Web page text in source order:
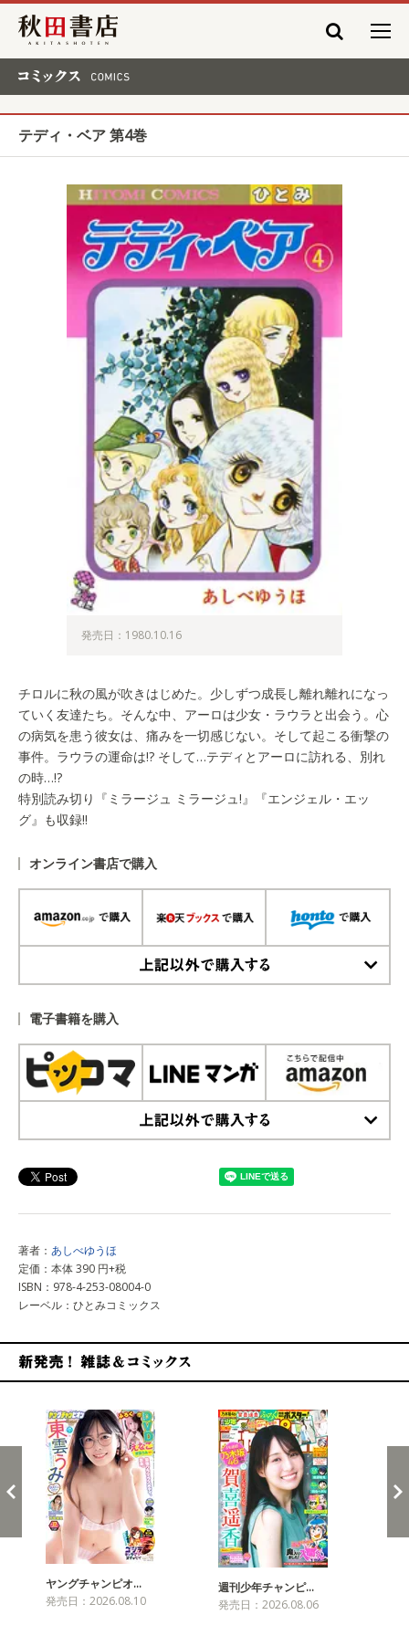
秋田書店
テディ・ベア 第4巻
発売日：1980.10.16
チロルに秋の風が吹きはじめた。少しずつ成長し離れ離れになっ
ていく友達たち。そんな中、アーロは少女・ラウラと出会う。心
の病気を患う彼女は、痛みを一切感じない。そして起こる衝撃の
事件。ラウラの運命は!? そして…テディとアーロに訪れる、別れ
の時…!?
特別読み切り『ミラージュ ミラージュ!』『エンジェル・エッ
グ』も収録!!
オンライン書店で購入
電子書籍を購入
著者： あしべゆうほ
定価：本体 390 円+税
ISBN：978-4-253-08004-0
レーベル：ひとみコミックス
ヤングチャンピオ…
発売日：2026.08.10
週刊少年チャンピ…
発売日：2026.08.06